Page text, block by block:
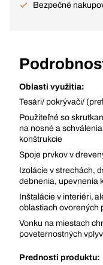
Bezpečné
Oblasti využitia:
Tesári/ pokrývači/
Použiteľné so
na nosné a
konštrukcie
Spoje prvkov v
Izolácie v strechách,
debnenia, upevnenia
Inštalácie v interiéri,
oblastiach ovorených
Vonku na miestach
poveternostných
Prednosti produktu: